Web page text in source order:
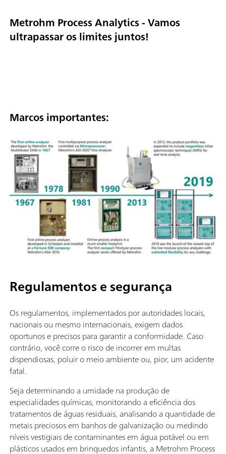
Metrohm Process Analytics - Vamos
ultrapassar os limites juntos!
Marcos importantes:
Regulamentos e segurança
Os regulamentos, implementados por autoridades locais,
nacionais ou mesmo internacionais, exigem dados
oportunos e precisos para garantir a conformidade. Caso
contrário, você corre o risco de incorrer em multas
dispendiosas, poluir o meio ambiente ou, pior, um acidente
fatal.
Seja determinando a umidade na produção de
especialidades químicas, monitorando a eficiência dos
tratamentos de águas residuais, analisando a quantidade de
metais preciosos em banhos de galvanização ou medindo
níveis vestigiais de contaminantes em água potável ou em
plásticos usados em brinquedos infantis, a Metrohm Process